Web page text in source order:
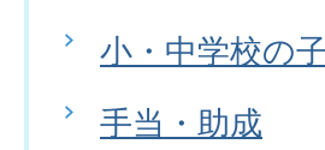
小・中学校の
手当・助成